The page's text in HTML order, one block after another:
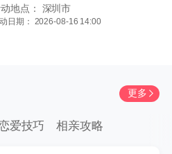
动
地点： 深圳市
日期： 2026-08-16 14:00
更多
爱技巧 相亲攻略